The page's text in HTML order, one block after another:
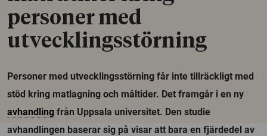
personer med
utvecklingsstörning
Personer med utvecklingsstörning får inte tillräckligt med
stöd kring matlagning och måltider. Det framgår i en ny
avhandling från Uppsala universitet. Den studie
avhandlingen baserar sig på visar att bara en fjärdedel av